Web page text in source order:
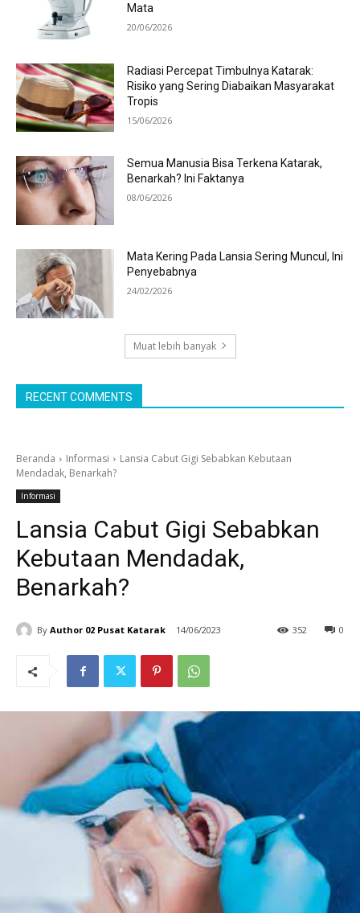
Mata
20/06/2026
Radiasi Percepat Timbulnya Katarak:
Risiko yang Sering Diabaikan Masyarakat
Tropis
15/06/2026
Semua Manusia Bisa Terkena Katarak,
Benarkah? Ini Faktanya
08/06/2026
Mata Kering Pada Lansia Sering Muncul, Ini
Penyebabnya
24/02/2026
Muat lebih banyak
RECENT COMMENTS